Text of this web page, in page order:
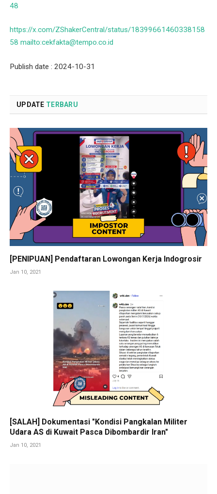
48
https://x.com/ZShakerCentral/status/18399661460338158
58 mailto:cekfakta@tempo.co.id
Publish date : 2024-10-31
UPDATE TERBARU
[PENIPUAN] Pendaftaran Lowongan Kerja Indogrosir
Jan 10, 2021
[SALAH] Dokumentasi "Kondisi Pangkalan Militer
Udara AS di Kuwait Pasca Dibombardir Iran"
Jan 10, 2021